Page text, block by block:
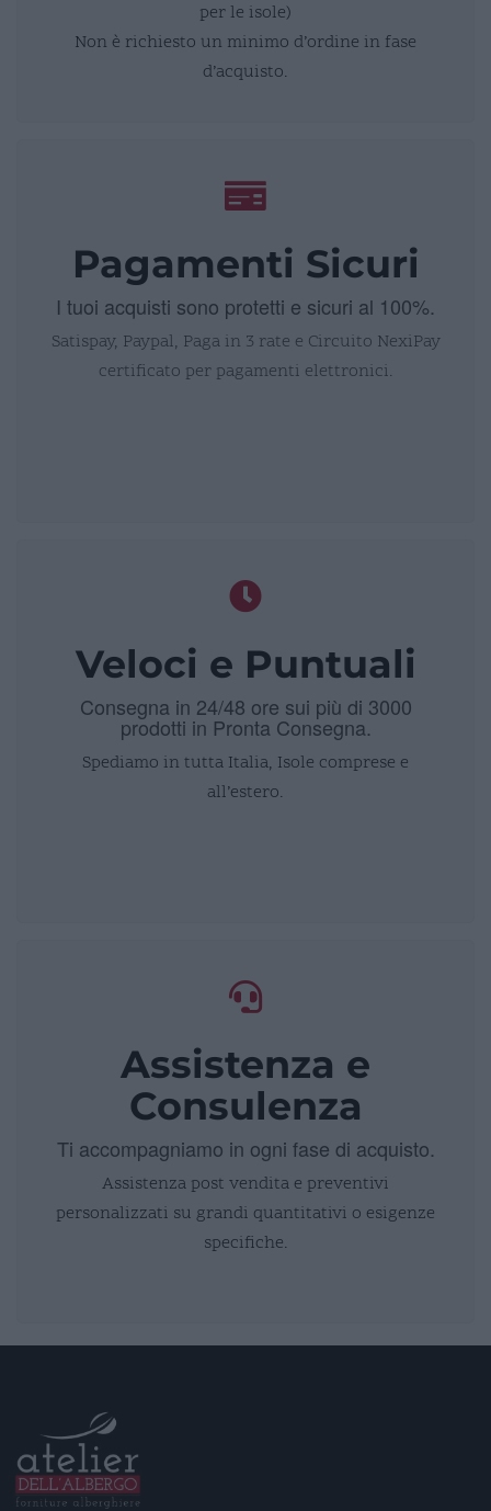
per le isole)
Non è richiesto un minimo d’ordine in fase
d’acquisto.
Pagamenti Sicuri
I tuoi acquisti sono protetti e sicuri al 100%.
Satispay, Paypal, Paga in 3 rate e Circuito NexiPay
certificato per pagamenti elettronici.
Veloci e Puntuali
Consegna in 24/48 ore sui più di 3000
prodotti in Pronta Consegna.
Spediamo in tutta Italia, Isole comprese e
all’estero.
Assistenza e
Consulenza
Ti accompagniamo in ogni fase di acquisto.
Assistenza post vendita e preventivi
personalizzati su grandi quantitativi o esigenze
specifiche.